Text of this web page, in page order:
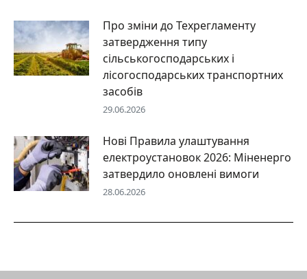
Про зміни до Техрегламенту
затвердження типу
сільськогосподарських і
лісогосподарських транспортних
засобів
29.06.2026
Нові Правила улаштування
електроустановок 2026: Міненерго
затвердило оновлені вимоги
28.06.2026